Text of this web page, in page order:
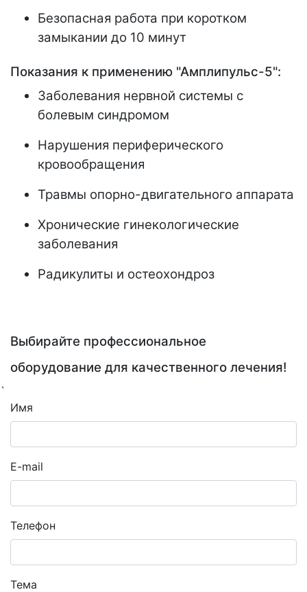
Безопасная работа при коротком
замыкании до 10 минут
Показания к применению "Амплипульс-5":
Заболевания нервной системы с
болевым синдромом
Нарушения периферического
кровообращения
Травмы опорно-двигательного аппарата
Хронические гинекологические
заболевания
Радикулиты и остеохондроз
Выбирайте профессиональное
оборудование для качественного лечения!
`
Имя
E-mail
Телефон
Тема